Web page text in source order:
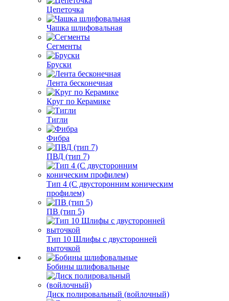
Цепеточка
Чашка шлифовальная
Сегменты
Бруски
Лента бесконечная
Круг по Керамике
Тигли
Фибра
ПВД (тип 7)
Тип 4 (С двусторонним коническим
профилем)
ПВ (тип 5)
Тип 10 Шлифы с двусторонней
выточкой
Бобины шлифовальные
Диск полировальный (войлочный)